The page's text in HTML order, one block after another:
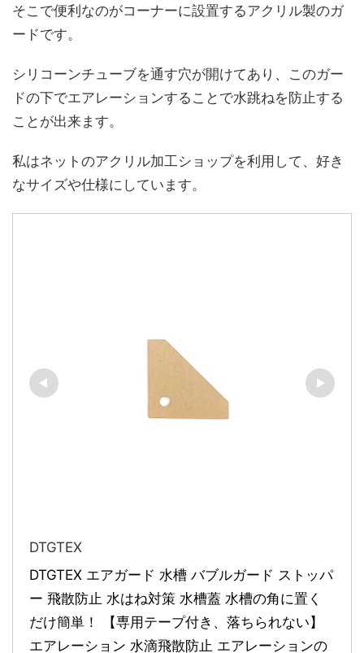
そこで便利なのがコーナーに設置するアクリル製のガ
ードです。
シリコーンチューブを通す穴が開けてあり、このガー
ドの下でエアレーションすることで水跳ねを防止する
ことが出来ます。
私はネットのアクリル加工ショップを利用して、好き
なサイズや仕様にしています。
DTGTEX
DTGTEX エアガード 水槽 バブルガード ストッパ
ー 飛散防止 水はね対策 水槽蓋 水槽の角に置く
だけ簡単！ 【専用テープ付き、落ちられない】
エアレーション 水滴飛散防止 エアレーションの